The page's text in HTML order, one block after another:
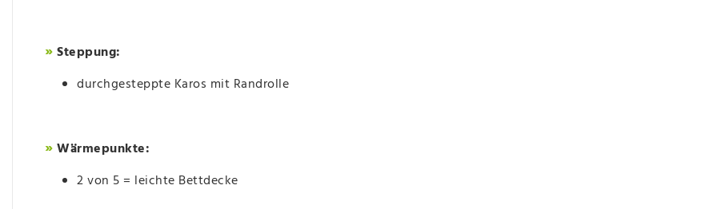
»Steppung:
durchgesteppte Karos mit Randrolle
»Wärmepunkte:
2 von 5 = leichte Bettdecke